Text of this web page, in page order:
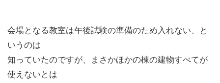
会場となる教室は午後試験の準備のため入れない、と
いうのは
知っていたのですが、まさかほかの棟の建物すべてが
使えないとは